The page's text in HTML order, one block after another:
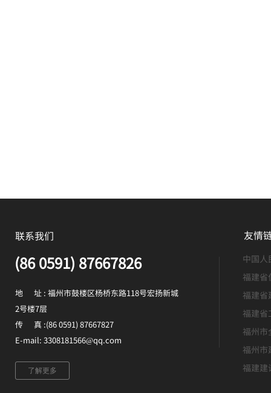
联系我们
地 址 : 福州市鼓楼区杨桥东路118号宏扬新城
2号楼7层
传 真 :(86 0591) 87667827
E-mail: 3308181566@qq.com
(86 0591) 87667826
了解更多
友情
中国
福建省
福建省
福建省
福州市
福州
福建